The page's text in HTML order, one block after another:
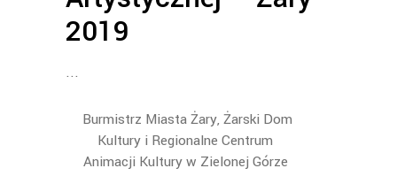
2019
Burmistrz Miasta Żary, Żarski Dom
Kultury i Regionalne Centrum
Animacji Kultury w Zielonej Górze